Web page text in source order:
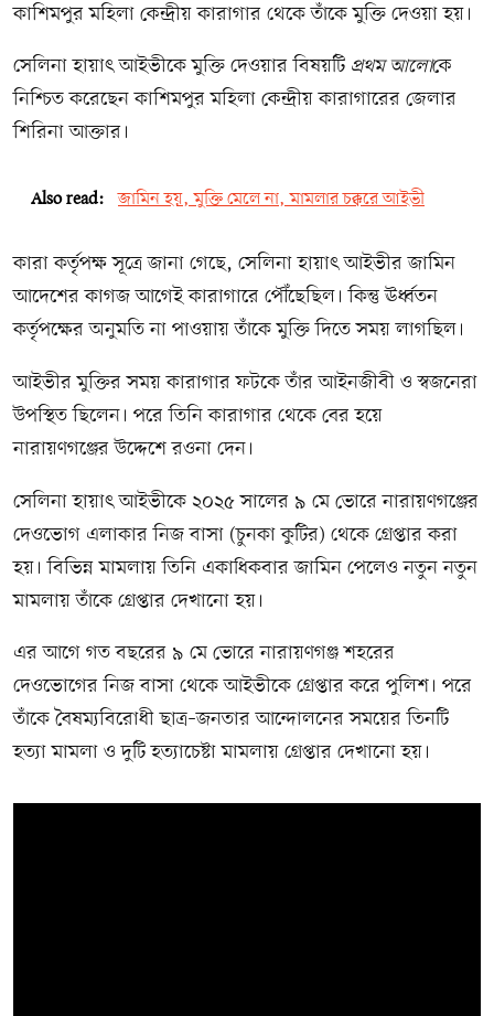
কাশিমপুর মহিলা কেন্দ্রীয় কারাগার থেকে তাঁকে মুক্তি দেওয়া হয়।
সেলিনা হায়াৎ আইভীকে মুক্তি দেওয়ার বিষয়টি প্রথম আলোকে
নিশ্চিত করেছেন কাশিমপুর মহিলা কেন্দ্রীয় কারাগারের জেলার
শিরিনা আক্তার।
Also read: জামিন হয়, মুক্তি মেলে না, মামলার চক্করে আইভী
কারা কর্তৃপক্ষ সূত্রে জানা গেছে, সেলিনা হায়াৎ আইভীর জামিন
আদেশের কাগজ আগেই কারাগারে পৌঁছেছিল। কিন্তু ঊর্ধ্বতন
কর্তৃপক্ষের অনুমতি না পাওয়ায় তাঁকে মুক্তি দিতে সময় লাগছিল।
আইভীর মুক্তির সময় কারাগার ফটকে তাঁর আইনজীবী ও স্বজনেরা
উপস্থিত ছিলেন। পরে তিনি কারাগার থেকে বের হয়ে
নারায়ণগঞ্জের উদ্দেশে রওনা দেন।
সেলিনা হায়াৎ আইভীকে ২০২৫ সালের ৯ মে ভোরে নারায়ণগঞ্জের
দেওভোগ এলাকার নিজ বাসা (চুনকা কুটির) থেকে গ্রেপ্তার করা
হয়। বিভিন্ন মামলায় তিনি একাধিকবার জামিন পেলেও নতুন নতুন
মামলায় তাঁকে গ্রেপ্তার দেখানো হয়।
এর আগে গত বছরের ৯ মে ভোরে নারায়ণগঞ্জ শহরের
দেওভোগের নিজ বাসা থেকে আইভীকে গ্রেপ্তার করে পুলিশ। পরে
তাঁকে বৈষম্যবিরোধী ছাত্র–জনতার আন্দোলনের সময়ের তিনটি
হত্যা মামলা ও দুটি হত্যাচেষ্টা মামলায় গ্রেপ্তার দেখানো হয়।